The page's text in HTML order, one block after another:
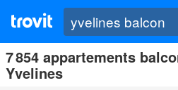
7 854 appartements
Yvelines